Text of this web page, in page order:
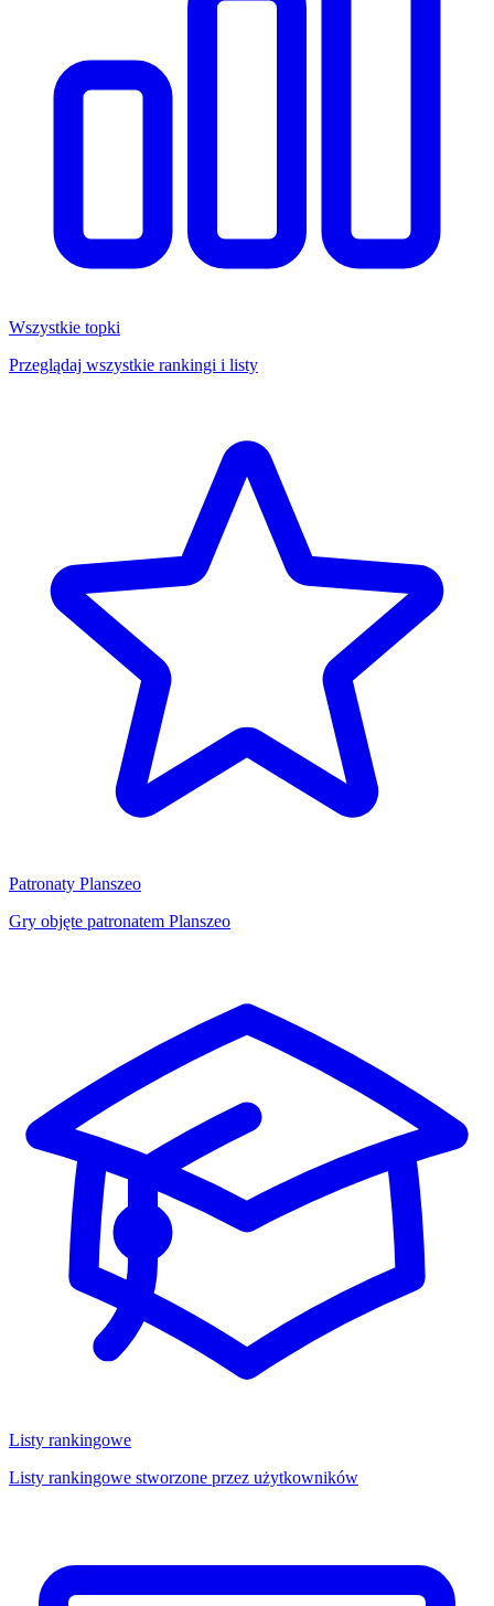
Wszystkie topki
Przeglądaj wszystkie rankingi i listy
Patronaty Planszeo
Gry objęte patronatem Planszeo
Listy rankingowe
Listy rankingowe stworzone przez użytkowników